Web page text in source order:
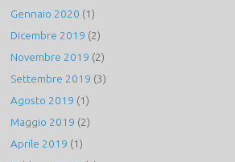
Gennaio 2020 (1)
Dicembre 2019 (2)
Novembre 2019 (2)
Settembre 2019 (3)
Agosto 2019 (1)
Maggio 2019 (2)
Aprile 2019 (1)